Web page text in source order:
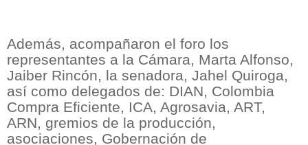
Además, acompañaron el foro los
representantes a la Cámara, Marta Alfonso,
Jaiber Rincón, la senadora, Jahel Quiroga,
así como delegados de: DIAN, Colombia
Compra Eficiente, ICA, Agrosavia, ART,
ARN, gremios de la producción,
asociaciones, Gobernación de